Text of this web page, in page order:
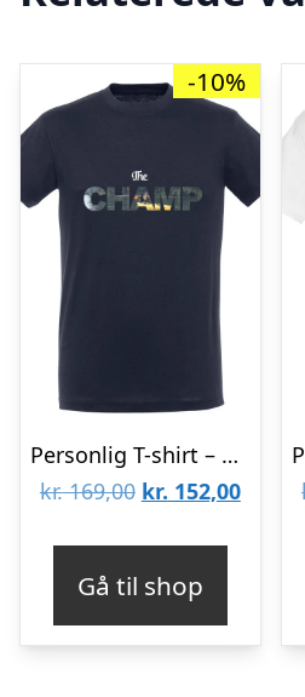
-10%
Personlig T-shirt – Mænd – Navy – XL
kr.169,00 Den
kr. 169,00.
kr. 152,00Den
kr.
Gå til shop